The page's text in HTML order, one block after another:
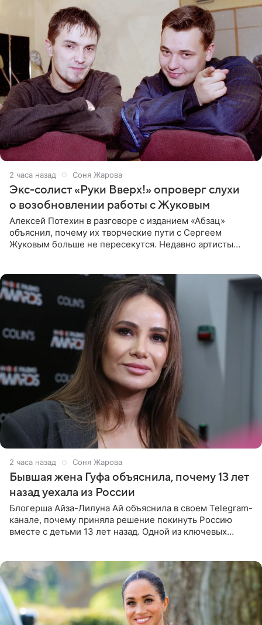
2 часа назад Соня Жарова
Экс-солист «Руки Вверх!» опроверг слухи
о возобновлении работы с Жуковым
Алексей Потехин в разговоре с изданием «Абзац»
объяснил, почему их творческие пути с Сергеем
Жуковым больше не пересекутся. Недавно артисты
2 часа назад Соня Жарова
Бывшая жена Гуфа объяснила, почему 13 лет
назад уехала из России
Блогерша Айза-Лилуна Ай объяснила в своем Telegram-
канале, почему приняла решение покинуть Россию
вместе с детьми 13 лет назад. Одной из ключевых